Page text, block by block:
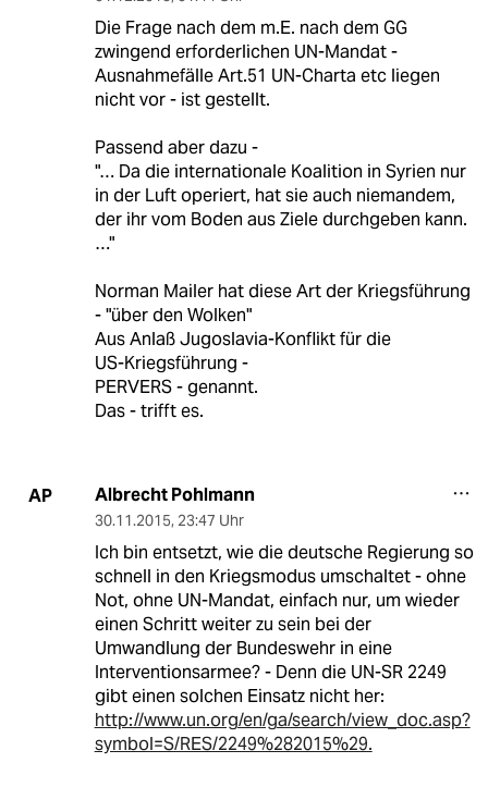
Die Frage nach dem m.E. nach dem GG
zwingend erforderlichen UN-Mandat -
Ausnahmefälle Art.51 UN-Charta etc liegen
nicht vor - ist gestellt.
Passend aber dazu -
"… Da die internationale Koalition in Syrien nur
in der Luft operiert, hat sie auch niemandem,
der ihr vom Boden aus Ziele durchgeben kann.
…"
Norman Mailer hat diese Art der Kriegsführung
- "über den Wolken"
Aus Anlaß Jugoslavia-Konflikt für die
US-Kriegsführung -
PERVERS - genannt.
Das - trifft es.
AP Albrecht Pohlmann
30.11.2015, 23:47 Uhr
Ich bin entsetzt, wie die deutsche Regierung so
schnell in den Kriegsmodus umschaltet - ohne
Not, ohne UN-Mandat, einfach nur, um wieder
einen Schritt weiter zu sein bei der
Umwandlung der Bundeswehr in eine
Interventionsarmee? - Denn die UN-SR 2249
gibt einen solchen Einsatz nicht her:
http://www.un.org/en/ga/search/view_doc.asp?
symbol=S/RES/2249%282015%29.